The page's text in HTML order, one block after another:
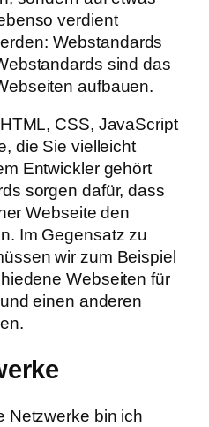
verdient
Webstandards
sind das
aufbauen.
CSS, JavaScript
die Sie vielleicht
Entwickler gehört
sorgen dafür, dass
Webseite den
Im Gegensatz zu
wir zum Beispiel
Webseiten für
einen anderen
Netzwerke bin ich